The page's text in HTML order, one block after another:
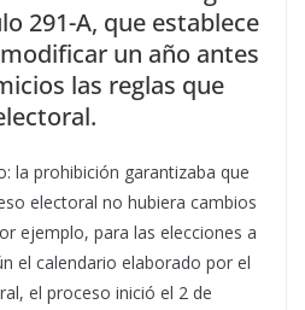
291-A, que establece
un año antes
las reglas que
la prohibición garantizaba que
electoral no hubiera cambios
ejemplo, para las elecciones a
el calendario elaborado por el
el proceso inició el 2 de